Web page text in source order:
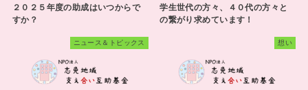
２０２５年度の助成はいつからで
すか？
学生世代の方々、４０代の方々と
の繋がり求めています！
ニュース＆トピックス 想い